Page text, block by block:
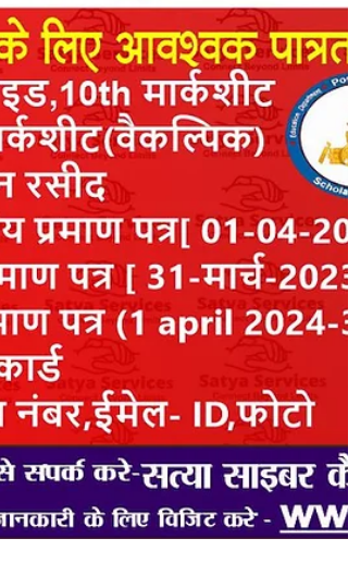
https://medhasoft.bihar.gov.in/
_2025/pms/ApplicationStatus.aspx ● पोर्टल
खोलने के बाद अपना University सिलेक्ट करे उसके
Registrati